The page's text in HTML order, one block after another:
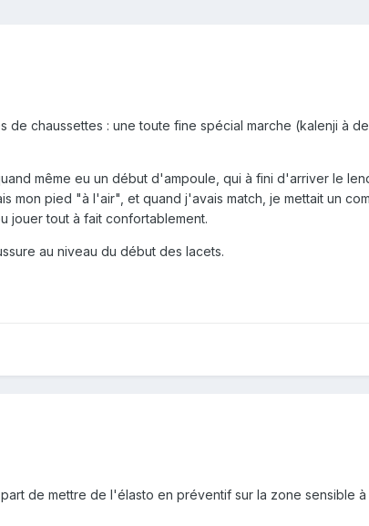
de chaussettes : une toute fine spécial marche (kalenji à
même eu un début d'ampoule, qui à fini d'arriver le
mon pied "à l'air", et quand j'avais match, je mettait un
jouer tout à fait confortablement.
au niveau du début des lacets.
de mettre de l'élasto en préventif sur la zone sensible à